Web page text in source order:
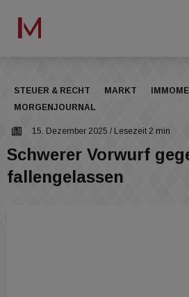
STEUER & RECHT MARKT
MORGENJOURNAL
15. Dezember 2025 / Lesezeit 2 min
Schwerer Vorwurf
fallengelassen